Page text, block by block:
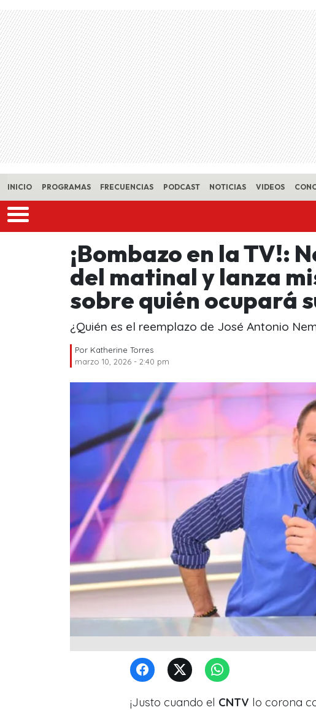
Skip to main content
INICIO PROGRAMAS FRECUENCIAS PODCAST NOTICIAS VIDEOS
¡Bombazo en la TV!:
del matinal y lanza
sobre quién ocupará
¿Quién es el reemplazo de José Antonio
Por Katherine Torres
marzo 10, 2026 - 2:40 pm
¡Justo cuando el CNTV lo corona